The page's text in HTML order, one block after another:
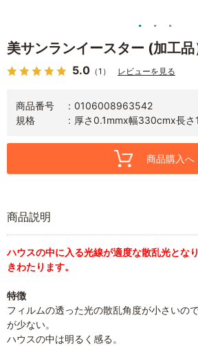
美サンランイースター (加工品
5.0 （1） レビューを見る
商品番号
0106008963542
規格
厚さ0.1mmx幅330cmx長さ
商品購入へ
商品説明
ハウスの中に入る光線が適度な散乱光とな
きわたります。
特徴
フィルムの透った光の散乱角度が小さいの
が少ない。
ハウスの中は明るく感る。